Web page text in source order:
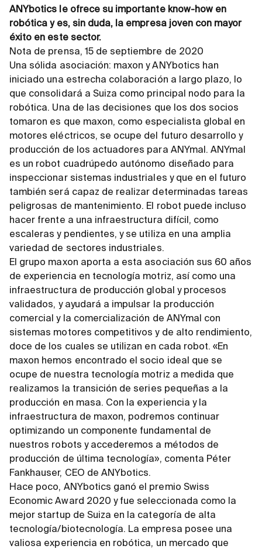
ANYbotics le ofrece su importante know-how en
robótica y es, sin duda, la empresa joven con mayor
éxito en este sector.
Nota de prensa, 15 de septiembre de 2020
Una sólida asociación: maxon y ANYbotics han
iniciado una estrecha colaboración a largo plazo, lo
que consolidará a Suiza como principal nodo para la
robótica. Una de las decisiones que los dos socios
tomaron es que maxon, como especialista global en
motores eléctricos, se ocupe del futuro desarrollo y
producción de los actuadores para ANYmal. ANYmal
es un robot cuadrúpedo autónomo diseñado para
inspeccionar sistemas industriales y que en el futuro
también será capaz de realizar determinadas tareas
peligrosas de mantenimiento. El robot puede incluso
hacer frente a una infraestructura difícil, como
escaleras y pendientes, y se utiliza en una amplia
variedad de sectores industriales.
El grupo maxon aporta a esta asociación sus 60 años
de experiencia en tecnología motriz, así como una
infraestructura de producción global y procesos
validados, y ayudará a impulsar la producción
comercial y la comercialización de ANYmal con
sistemas motores competitivos y de alto rendimiento,
doce de los cuales se utilizan en cada robot. «En
maxon hemos encontrado el socio ideal que se
ocupe de nuestra tecnología motriz a medida que
realizamos la transición de series pequeñas a la
producción en masa. Con la experiencia y la
infraestructura de maxon, podremos continuar
optimizando un componente fundamental de
nuestros robots y accederemos a métodos de
producción de última tecnología», comenta Péter
Fankhauser, CEO de ANYbotics.
Hace poco, ANYbotics ganó el premio Swiss
Economic Award 2020 y fue seleccionada como la
mejor startup de Suiza en la categoría de alta
tecnología/biotecnología. La empresa posee una
valiosa experiencia en robótica, un mercado que